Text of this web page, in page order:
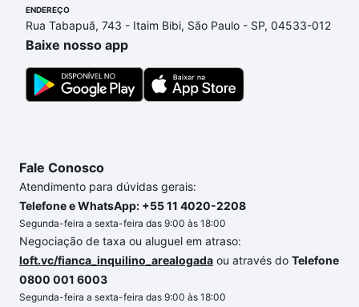
compra, veja em nosso portal
um apartamento
e conte com a gente para comprar
o imóvel dos seus sonhos com segurança e
conforto. Loft, com você até as chaves.
ENDEREÇO
Rua Tabapuã, 743 - Itaim Bibi, São Paulo - SP, 04533-012
Baixe nosso app
Fale Conosco
Atendimento para dúvidas gerais:
Telefone e WhatsApp: +55 11 4020-2208
Segunda-feira a sexta-feira das 9:00 às 18:00
Negociação de taxa ou aluguel em atraso:
loft.vc/fianca_inquilino_arealogada ou através do Telefone
0800 001 6003
Segunda-feira a sexta-feira das 9:00 às 18:00